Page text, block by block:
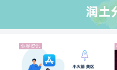
机场推荐
2026 中国国内10大翻墙机场推荐 |
翻墙VPN已经过时了